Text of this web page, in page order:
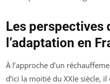
Les perspectives
l’adaptation en
À l’approche d’un
d’ici la moitié du XXIe siècle,